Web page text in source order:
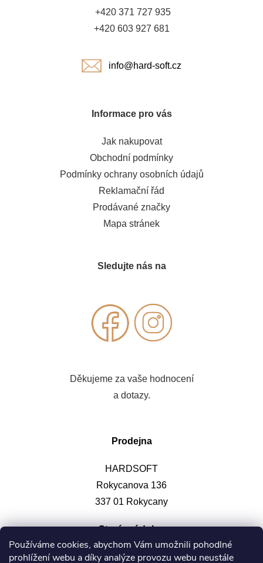
Používáme cookies, abychom Vám umožnili pohodlné
prohlížení webu a díky analýze provozu webu neustále
+420 371 727 935
+420 603 927 681
info@hard-soft.cz
Informace pro vás
Jak nakupovat
Obchodní podmínky
Podmínky ochrany osobních údajů
Reklamační řád
Prodávané značky
Mapa stránek
Sledujte nás na
Děkujeme za vaše hodnocení
a dotazy.
Prodejna
HARDSOFT
Rokycanova 136
337 01 Rokycany
Otevírací doba: